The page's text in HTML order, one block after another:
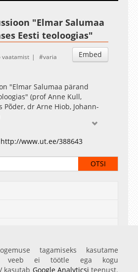
"Elmar Salumaa
Eesti teoloogias"
Embed
vaatamist
varia
"Elmar Salumaa pärand
(prof Anne Kull,
Põder, dr Arne Hiob, Johann-
http://www.ut.ee/388643
tagamiseks kasutame
veeb ei töötle ega kogu
kasutab Google Analyticsi teenust.